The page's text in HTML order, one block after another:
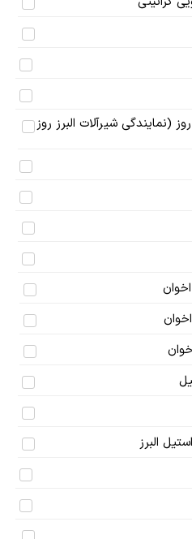
(نمایندگی شیرآلات البرز روز
البرز